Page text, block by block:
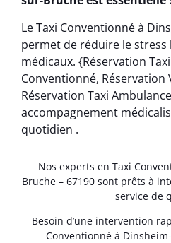
Le Taxi Conventionné à
permet de réduire le stress
médicaux. {Réservation
Conventionné, Réservation
Réservation Taxi
accompagnement
quotidien .
Nos experts en Taxi
Bruche – 67190 sont prêts à
service de
Besoin d’une intervention
Conventionné à